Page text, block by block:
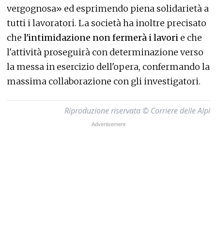
vergognosa» ed esprimendo piena solidarietà a
tutti i lavoratori. La società ha inoltre precisato
che l'intimidazione non fermerà i lavori e che
l'attività proseguirà con determinazione verso
la messa in esercizio dell'opera, confermando la
massima collaborazione con gli investigatori.
Riproduzione riservata © Corriere delle Alpi